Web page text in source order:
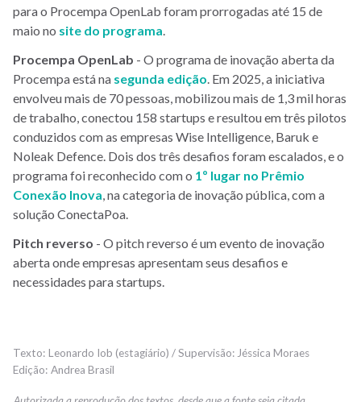
para o Procempa OpenLab foram prorrogadas até 15 de
maio no site do programa
Procempa OpenLab - O programa de inovação aberta da
Procempa está na segunda edição . Em 2025, a iniciativa
envolveu mais de 70 pessoas, mobilizou mais de 1,3 mil horas
de trabalho, conectou 158 startups e resultou em três pilotos
conduzidos com as empresas Wise Intelligence, Baruk e
Noleak Defence. Dois dos três desafios foram escalados, e o
programa foi reconhecido com o 1º lugar no Prêmio
Conexão Inova , na categoria de inovação pública, com a
solução ConectaPoa.
Pitch reverso - O pitch reverso é um evento de inovação
aberta onde empresas apresentam seus desafios e
necessidades para startups.
Leonardo Iob (estagiário) / Supervisão: Jéssica Moraes
Andrea Brasil